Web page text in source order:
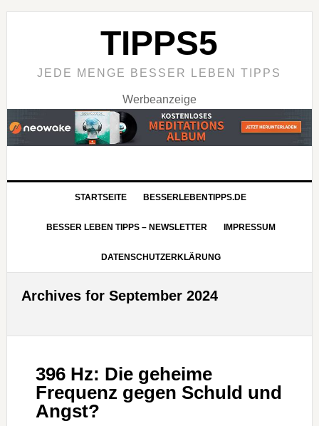
TIPPS5
JEDE MENGE BESSER LEBEN TIPPS
Werbeanzeige
STARTSEITE BESSERLEBENTIPPS.DE
BESSER LEBEN TIPPS – NEWSLETTER IMPRESSUM
DATENSCHUTZERKLÄRUNG
Archives for September 2024
396 Hz: Die geheime
Frequenz gegen Schuld und
Angst?